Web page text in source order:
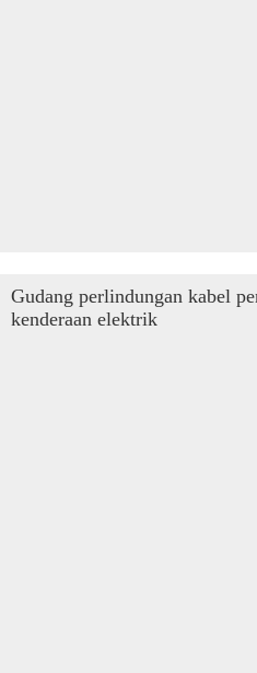
Gudang perlindungan kabel
kenderaan elektrik